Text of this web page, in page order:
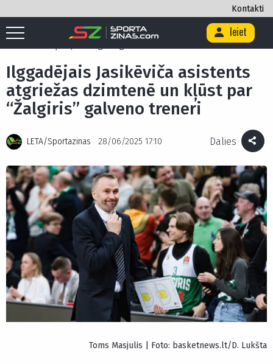
Kontakti
Ieiet
Sākums Basketbols / Ilggadējais Jasikēviča asistents atgriežas
Ilggadējais Jasikēviča asistents
atgriežas dzimtenē un kļūst par
“Žalgiris” galveno treneri
LETA/Sportazinas 28/06/2025 17:10 Dalies
Toms Masjulis | Foto: basketnews.lt/D. Lukšta